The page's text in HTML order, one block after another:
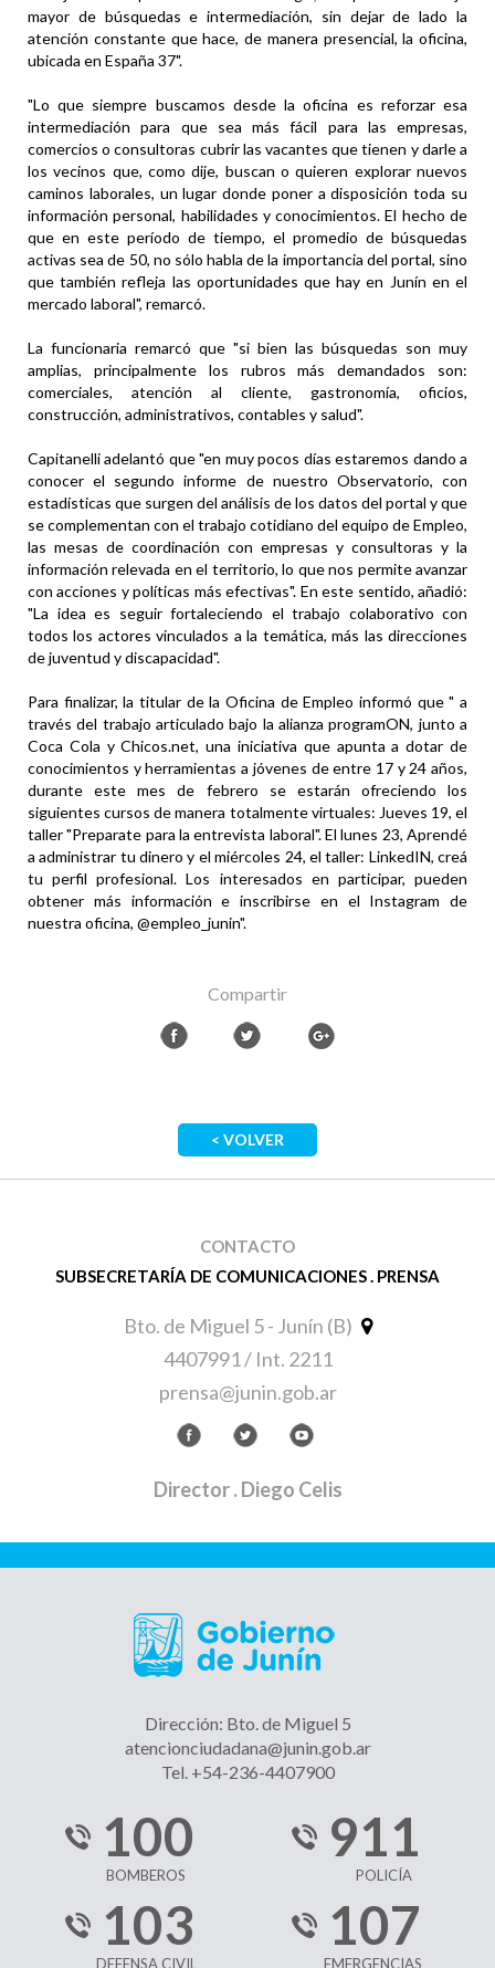
mayor de búsquedas e intermediación, sin dejar de lado la
atención constante que hace, de manera presencial, la oficina,
ubicada en España 37".
"Lo que siempre buscamos desde la oficina es reforzar esa
intermediación para que sea más fácil para las empresas,
comercios o consultoras cubrir las vacantes que tienen y darle a
los vecinos que, como dije, buscan o quieren explorar nuevos
caminos laborales, un lugar donde poner a disposición toda su
información personal, habilidades y conocimientos. El hecho de
que en este período de tiempo, el promedio de búsquedas
activas sea de 50, no sólo habla de la importancia del portal, sino
que también refleja las oportunidades que hay en Junín en el
mercado laboral", remarcó.
La funcionaria remarcó que "si bien las búsquedas son muy
amplias, principalmente los rubros más demandados son:
comerciales, atención al cliente, gastronomía, oficios,
construcción, administrativos, contables y salud".
Capitanelli adelantó que "en muy pocos días estaremos dando a
conocer el segundo informe de nuestro Observatorio, con
estadísticas que surgen del análisis de los datos del portal y que
se complementan con el trabajo cotidiano del equipo de Empleo,
las mesas de coordinación con empresas y consultoras y la
información relevada en el territorio, lo que nos permite avanzar
con acciones y políticas más efectivas". En este sentido, añadió:
"La idea es seguir fortaleciendo el trabajo colaborativo con
todos los actores vinculados a la temática, más las direcciones
de juventud y discapacidad".
Para finalizar, la titular de la Oficina de Empleo informó que " a
través del trabajo articulado bajo la alianza programON, junto a
Coca Cola y Chicos.net, una iniciativa que apunta a dotar de
conocimientos y herramientas a jóvenes de entre 17 y 24 años,
durante este mes de febrero se estarán ofreciendo los
siguientes cursos de manera totalmente virtuales: Jueves 19, el
taller "Preparate para la entrevista laboral". El lunes 23, Aprendé
a administrar tu dinero y el miércoles 24, el taller: LinkedIN, creá
tu perfil profesional. Los interesados en participar, pueden
obtener más información e inscribirse en el Instagram de
nuestra oficina, @empleo_junin".
Compartir
< VOLVER
CONTACTO
SUBSECRETARÍA DE COMUNICACIONES . PRENSA
Bto. de Miguel 5 - Junín (B)
4407991 / Int. 2211
prensa@junin.gob.ar
Director. Diego Celis
Dirección: Bto. de Miguel 5
atencionciudadana@junin.gob.ar
Tel. +54-236-4407900
100
BOMBEROS
911
POLICÍA
103
DEFENSA CIVIL
107
EMERGENCIAS